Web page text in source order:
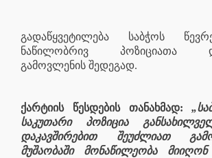
გადაწყვეტილება საბჭოს
ნაწილობრივ პოზიციათა
გამოვლენის შედეგად.
ქარტიის წესდების თანახმად:
საკუთარი პოზიცია
დაკავშირებით შეუძლიათ
მუშაობაში მონაწილეობა მიიღონ